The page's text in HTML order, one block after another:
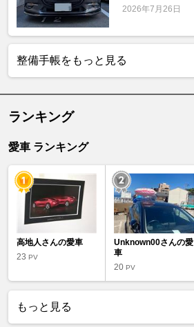
2026年7月26日
整備手帳をもっと見る
ランキング
愛車 ランキング
高地人さんの愛車
23 PV
Unknown00さんの愛
車
20PV
もっと見る